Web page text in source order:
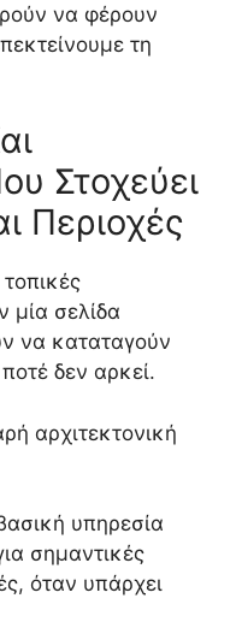
να φέρουν
τη
Στοχεύει
Περιοχές
μία σελίδα
να καταταγούν
δεν αρκεί.
αρχιτεκτονική
υπηρεσία
σημαντικές
όταν υπάρχει